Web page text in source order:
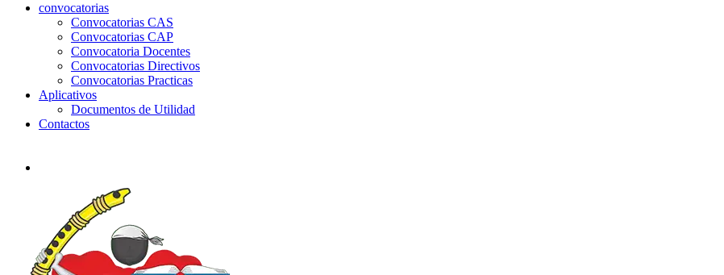
convocatorias
Convocatorias CAS
Convocatorias CAP
Convocatoria Docentes
Convocatorias Directivos
Convocatorias Practicas
Aplicativos
Documentos de Utilidad
Contactos